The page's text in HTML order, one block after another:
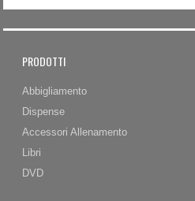
PRODOTTI
Abbigliamento
Dispense
Accessori Allenamento
Libri
DVD